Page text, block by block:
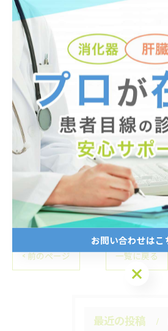
まとめ
高血圧を放置していると動脈硬化
での病気のリスクも高まります。
そのためなるべく早く病院を受診
習慣も改善していきましょう。
高血圧についてのご相談は、大阪
会 天神田中内科クリニック」がお
身体の状態を改善できるよう血圧
ートいたしますので、ぜひご相談
< 前のページ 一覧に戻る
最近の投稿
お問い合わせはこ
お問い合わせはこ